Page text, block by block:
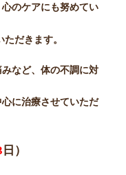
のケアにも努めてい
だきます。
など、体の不調に対
に治療させていただ
日）